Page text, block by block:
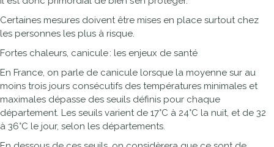
Certaines mesures doivent être mises en place surtout chez
les personnes les plus à risque.
Fortes chaleurs, canicule : les enjeux de santé
En France, on parle de canicule lorsque la moyenne sur au
moins trois jours consécutifs des températures minimales et
maximales dépasse des seuils définis pour chaque
département. Les seuils varient de 17°C à 24°C la nuit, et de 32
à 36°C le jour, selon les départements.